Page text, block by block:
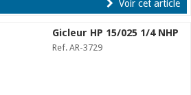
Voir cet article
Gicleur HP 15/025 1/4 NHP
Ref. AR-3729